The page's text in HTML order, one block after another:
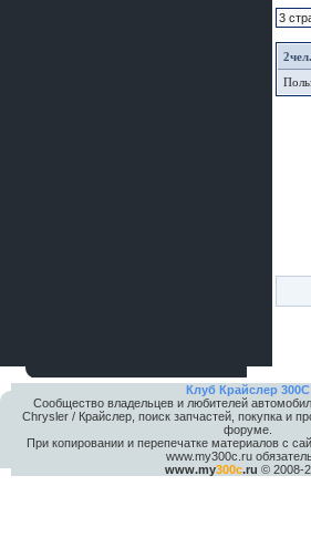
3
2
Клуб Крайслер 300C
Сообщество владельцев и любителей
Chrysler / Крайслер, поиск запчастей, покупка и
форуме.
При копировании и перепечатке материалов с
www.my300c.ru
www.my300c.ru © 2008-